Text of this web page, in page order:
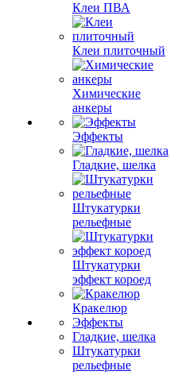
Клеи ПВА
Клеи плиточный
Химические
анкеры
Эффекты
Гладкие, шелка
Штукатурки
рельефные
Штукатурки
эффект короед
Кракелюр
Эффекты
Гладкие, шелка
Штукатурки
рельефные